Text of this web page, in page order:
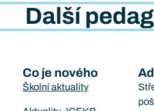
Další
Co je nového
Školní aktuality